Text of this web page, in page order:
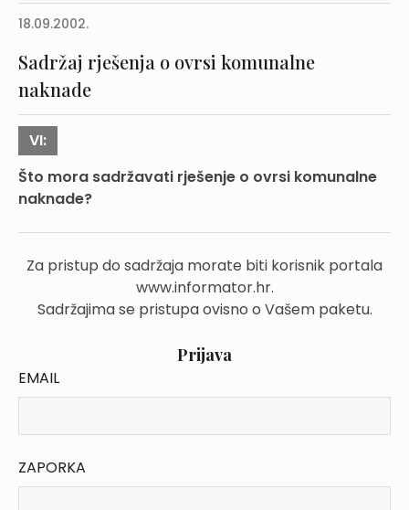
18.09.2002.
Sadržaj rješenja o ovrsi komunalne
naknade
VI:
Što mora sadržavati rješenje o ovrsi komunalne
naknade?
Za pristup do sadržaja morate biti korisnik portala
www.informator.hr.
Sadržajima se pristupa ovisno o Vašem paketu.
Prijava
EMAIL
ZAPORKA